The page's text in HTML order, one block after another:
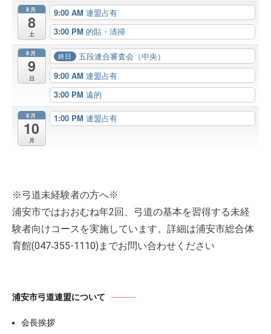
8月
8
土
9:00 AM 連盟占有
3:00 PM 的貼・清掃
8月
9
日
終日
五段連合審査会（中央）
9:00 AM 連盟占有
3:00 PM 遠的
8月
10
月
1:00 PM 連盟占有
※弓道未経験者の方へ※
浦安市ではおおむね年2回、弓道の基本を習得する未経
験者向けコースを実施しています。詳細は浦安市総合体
育館(047‐355-1110)までお問い合わせください
浦安市弓道連盟について
会長挨拶